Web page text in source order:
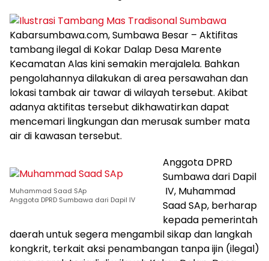
Kabarsumbawa.com, Sumbawa Besar – Aktifitas
tambang ilegal di Kokar Dalap Desa Marente
Kecamatan Alas kini semakin merajalela. Bahkan
pengolahannya dilakukan di area persawahan dan
lokasi tambak air tawar di wilayah tersebut. Akibat
adanya aktifitas tersebut dikhawatirkan dapat
mencemari lingkungan dan merusak sumber mata
air di kawasan tersebut.
Muhammad Saad SAp
Anggota DPRD Sumbawa dari Dapil IV
Anggota DPRD
Sumbawa dari Dapil
IV, Muhammad
Saad SAp, berharap
kepada pemerintah
daerah untuk segera mengambil sikap dan langkah
kongkrit, terkait aksi penambangan tanpa ijin (ilegal)